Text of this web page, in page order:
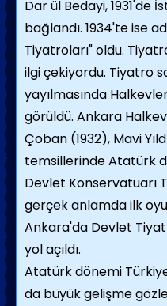
Dar ül Bedayi, 1931'de
bağlandı. 1934'te ise
Tiyatroları" oldu.
ilgi çekiyordu. Tiyatro
yayılmasında
görüldü. Ankara
Çoban (1932), Mavi
temsillerinde Atatürk
Devlet Konservatuarı
gerçek anlamda ilk
Ankara'da Devlet
yol açıldı.
Atatürk dönemi
da büyük gelişme